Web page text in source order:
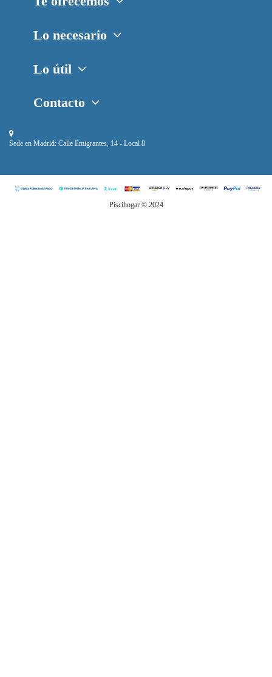
Lo necesario
Lo útil
Contacto
Sede en Madrid: Calle Emigrantes, 14 - Local 8
Piscihogar © 2024